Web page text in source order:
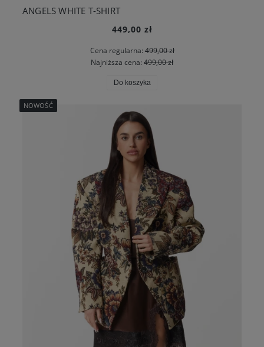
ANGELS WHITE T-SHIRT
449,00 zł
Cena regularna:499,00 zł
Najniższa cena: 499,00 zł
Do koszyka
NOWOŚĆ